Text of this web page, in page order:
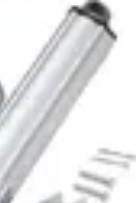
TutorialesSelección